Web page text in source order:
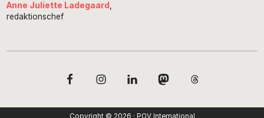
Anne Juliette Ladegaard
redaktionschef
Copyright © 2026 · POV International